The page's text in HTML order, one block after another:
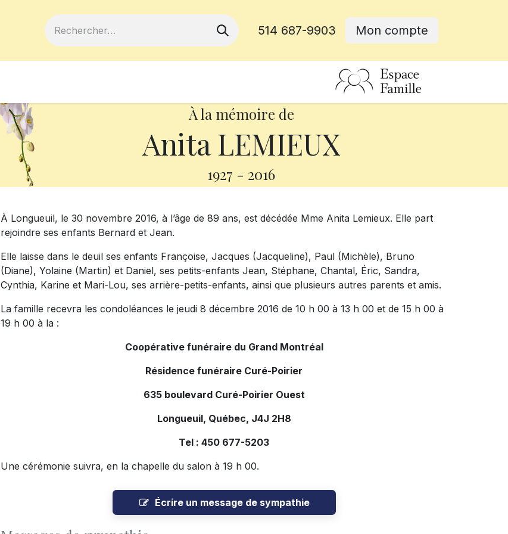
514 687-9903 Mon compte
À la mémoire de
Anita LEMIEUX
1927 - 2016
À Longueuil, le 30 novembre 2016, à l’âge de 89 ans, est décédée Mme Anita Lemieux. Elle part
rejoindre ses enfants Bernard et Jean.
Elle laisse dans le deuil ses enfants Françoise, Jacques (Jacqueline), Paul (Michèle), Bruno
(Diane), Yolaine (Martin) et Daniel, ses petits-enfants Jean, Stéphane, Chantal, Éric, Sandra,
Cynthia, Karine et Mari-Lou, ses arrière-petits-enfants, ainsi que plusieurs autres parents et amis.
La famille recevra les condoléances le jeudi 8 décembre 2016 de 10 h 00 à 13 h 00 et de 15 h 00 à
19 h 00 à la :
Coopérative funéraire du Grand Montréal
Résidence funéraire Curé-Poirier
635 boulevard Curé-Poirier Ouest
Longueuil, Québec, J4J 2H8
Tel : 450 677-5203
Une cérémonie suivra, en la chapelle du salon à 19 h 00.
Écrire un message de sympathie